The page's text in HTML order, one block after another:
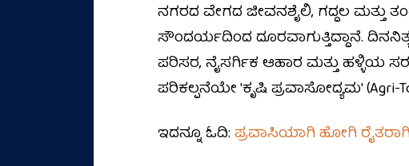
ನಗರದ ವೇಗದ ಜೀವನಶೈಲಿ, ಗದ್ದಲ ಮತ್ತು
ಸೌಂದರ್ಯದಿಂದ ದೂರವಾಗುತ್ತಿದ್ದಾನೆ.
ಪರಿಸರ, ನೈಸರ್ಗಿಕ ಆಹಾರ ಮತ್ತು ಹಳ್ಳಿಯ
ಪರಿಕಲ್ಪನೆಯೇ 'ಕೃಷಿ ಪ್ರವಾಸೋದ್ಯಮ' (Agri-
ಇದನ್ನೂ ಓದಿ:ಪ್ರವಾಸಿಯಾಗಿ ಹೋಗಿ